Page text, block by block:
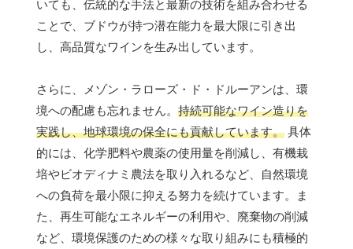
いても、伝統的な手法と最新の技術を組み合わせる
ことで、ブドウが持つ潜在能力を最大限に引き出
し、高品質なワインを生み出しています。
さらに、メゾン・ラローズ・ド・ドルーアンは、環
境への配慮も忘れません。 持続可能なワイン造りを
実践し、地球環境の保全にも貢献しています。 具体
的には、化学肥料や農薬の使用量を削減し、有機栽
培やビオディナミ農法を取り入れるなど、自然環境
への負荷を最小限に抑える努力を続けています。ま
た、再生可能なエネルギーの利用や、廃棄物の削減
など、環境保護のための様々な取り組みにも積極的